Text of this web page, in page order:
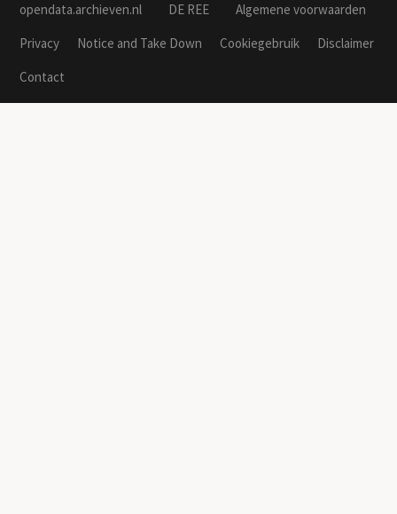
opendata.archieven.nl DE REE
Algemene voorwaarden
Privacy
Notice and Take Down Cookiegebruik
Disclaimer
Contact